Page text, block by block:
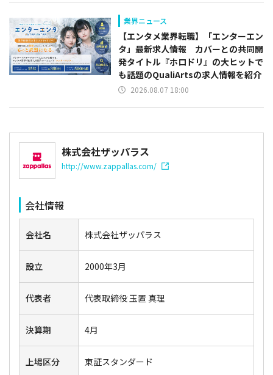
業界ニュース
【エンタメ業界転職】「エンターエン
タ」最新求人情報 カバーとの共同開
発タイトル『ホロドリ』の大ヒットで
も話題のQualiArtsの求人情報を紹介
2026.08.07 18:00
株式会社ザッパラス
http://www.zappallas.com/
会社情報
会社名 株式会社ザッパラス
設立 2000年3月
代表者 代表取締役 玉置 真理
決算期 4月
上場区分 東証スタンダード